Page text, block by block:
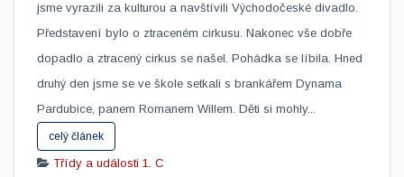
jsme vyrazili za kulturou a navštívili Východočeské divadlo.
Představení bylo o ztraceném cirkusu. Nakonec vše dobře
dopadlo a ztracený cirkus se našel. Pohádka se líbila. Hned
druhý den jsme se ve škole setkali s brankářem Dynama
Pardubice, panem Romanem Willem. Děti si mohly...
celý článek
Třídy a události 1. C